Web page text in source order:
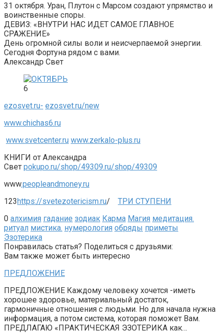
31 октября. Уран, Плутон с Марсом создают упрямство и
воинственные споры.
ДЕВИЗ: «ВНУТРИ НАС ИДЕТ САМОЕ ГЛАВНОЕ
СРАЖЕНИЕ»
День огромной силы воли и неисчерпаемой энергии.
Сегодня Фортуна рядом с вами.
Александр Свет
6
ezosvet.ru- ezosvet.ru/new
www.chichas6.ru
www.svetcenter.ru www.zerkalo-plus.ru
КНИГИ от Александра
Свет pokupo.ru/shop/49309.ru/shop/49309
www.peopleandmoney.ru
123https://svetezotericism.ru/ ТРИ СТУПЕНИ
0 алхимия гадание зодиак Карма Магия медитация.
ритуал мистика. нумерология обряды приметы
Эзотерика
Понравилась статья? Поделиться с друзьями:
Вам также может быть интересно
ПРЕДЛОЖЕНИЕ
ПРЕДЛОЖЕНИЕ Каждому человеку хочется -иметь
хорошее здоровье, материальный достаток,
гармоничные отношения с людьми. Но для начала нужна
информация, а потом система, которая поможет Вам.
ПРЕДЛАГАЮ «ПРАКТИЧЕСКАЯ ЭЗОТЕРИКА как…